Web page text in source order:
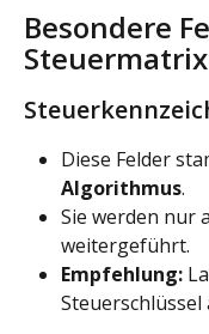
Besondere
Steuermatrix
Diese Felder
Algorithmus.
Sie werden nur
weitergeführt.
Empfehlung:
Steuerschlüssel